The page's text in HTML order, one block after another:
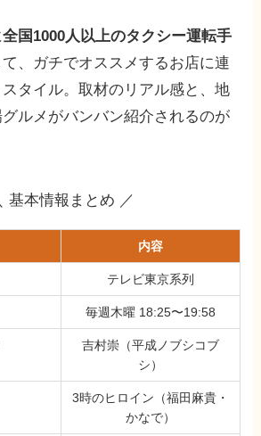
全国1000人以上のタクシー運転手
て、ガチでオススメするお店に連
タイル。取材のリアル感と、地
ルメがバンバン紹介されるのが
基本情報まとめ ／
内容
テレビ東京系列
毎週木曜 18:25〜19:58
吉村崇（平成ノブシコブ
シ）
3時のヒロイン（福田麻貴・
かなで）